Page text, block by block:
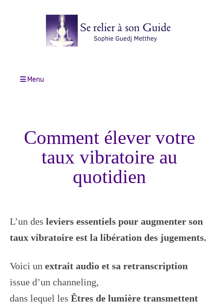
Menu
Comment élever votre
taux vibratoire au
quotidien
L’un des leviers essentiels pour augmenter son
taux vibratoire est la libération des jugements.
Voici un extrait audio et sa retranscription
issue d’un channeling,
dans lequel les Êtres de lumière transmettent